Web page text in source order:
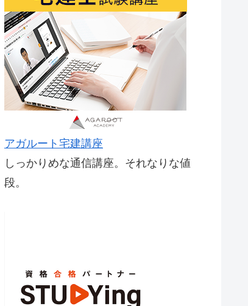
アガルート宅建講座
しっかりめな通信講座。それなりな値
段。